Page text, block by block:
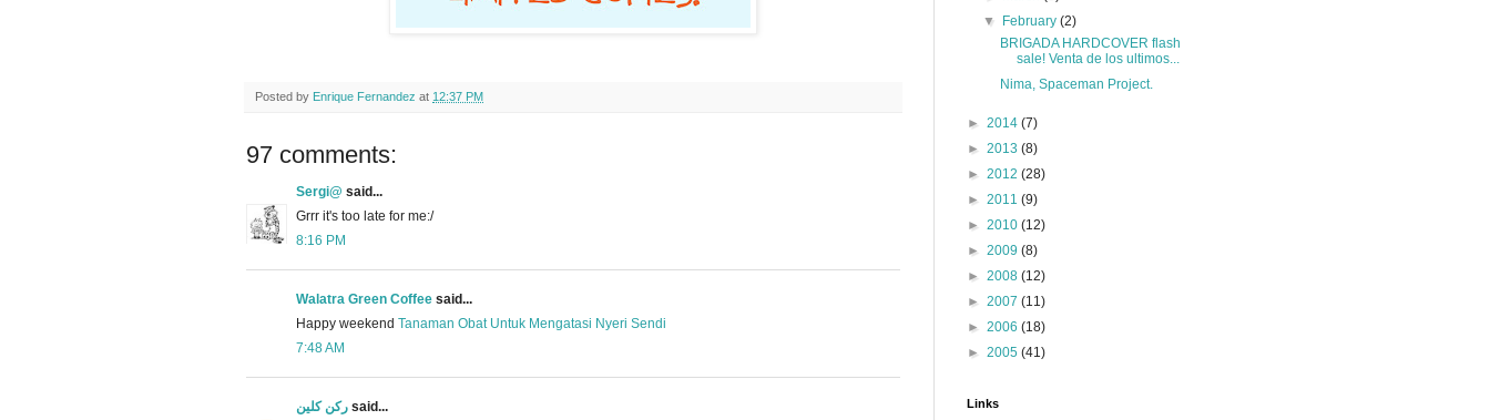
Posted by Enrique Fernandez at 12:37 PM
97 comments:
Sergi@ said...
Grrr it's too late for me:/
8:16 PM
Walatra Green Coffee said...
Happy weekend Tanaman Obat Untuk Mengatasi Nyeri Sendi
7:48 AM
ركن كلين said...
▼
February(2)
BRIGADA HARDCOVER flash
sale! Venta de los ultimos...
Nima, Spaceman Project.
► 2014 (7)
► 2013 (8)
► 2012 (28)
► 2011 (9)
► 2010 (12)
► 2009 (8)
► 2008 (12)
► 2007 (11)
► 2006 (18)
► 2005 (41)
Links